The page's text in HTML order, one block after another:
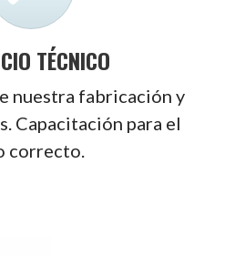
TÉCNICO
nuestra fabricación y
Capacitación para el
correcto.